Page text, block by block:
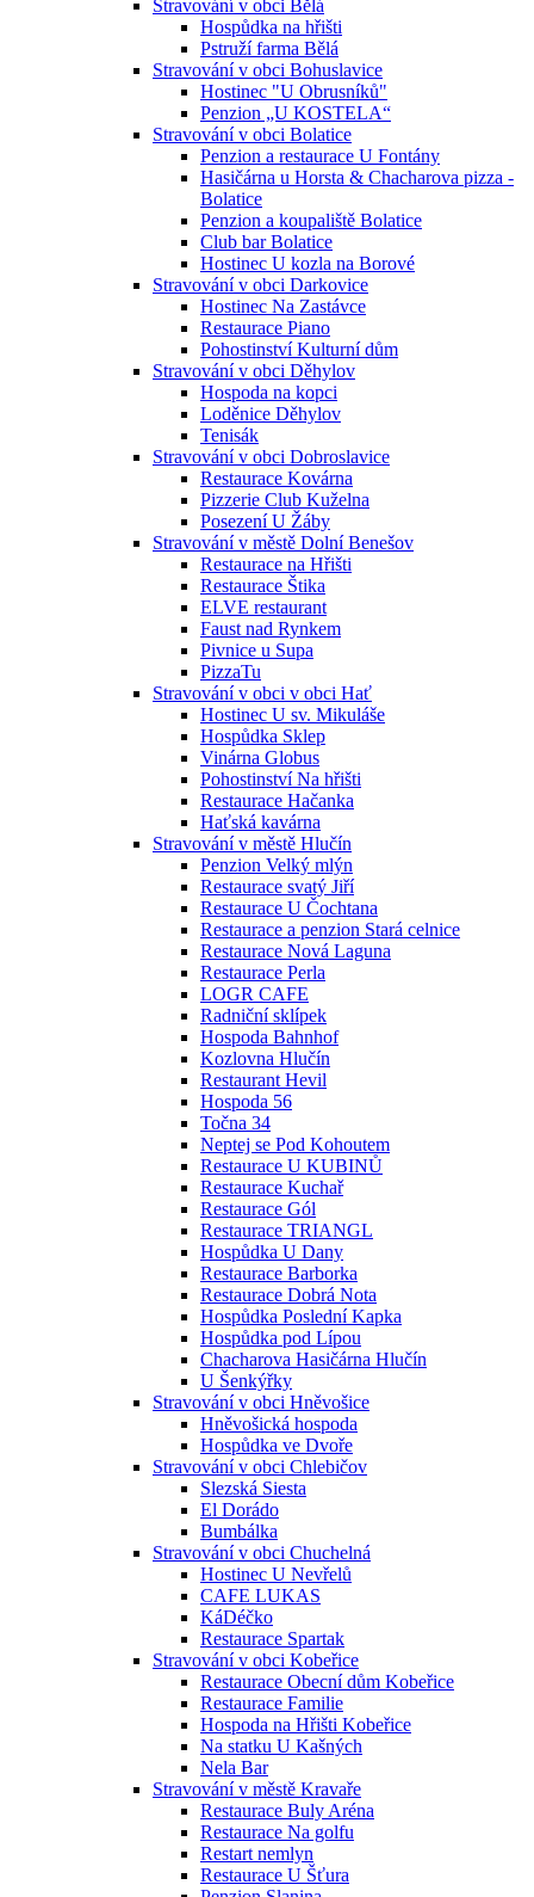
Stravování v obci Bělá
Hospůdka na hřišti
Pstruží farma Bělá
Stravování v obci Bohuslavice
Hostinec "U Obrusníků"
Penzion „U KOSTELA“
Stravování v obci Bolatice
Penzion a restaurace U Fontány
Hasičárna u Horsta & Chacharova pizza -
Bolatice
Penzion a koupaliště Bolatice
Club bar Bolatice
Hostinec U kozla na Borové
Stravování v obci Darkovice
Hostinec Na Zastávce
Restaurace Piano
Pohostinství Kulturní dům
Stravování v obci Děhylov
Hospoda na kopci
Loděnice Děhylov
Tenisák
Stravování v obci Dobroslavice
Restaurace Kovárna
Pizzerie Club Kuželna
Posezení U Žáby
Stravování v městě Dolní Benešov
Restaurace na Hřišti
Restaurace Štika
ELVE restaurant
Faust nad Rynkem
Pivnice u Supa
PizzaTu
Stravování v obci v obci Hať
Hostinec U sv. Mikuláše
Hospůdka Sklep
Vinárna Globus
Pohostinství Na hřišti
Restaurace Hačanka
Haťská kavárna
Stravování v městě Hlučín
Penzion Velký mlýn
Restaurace svatý Jiří
Restaurace U Čochtana
Restaurace a penzion Stará celnice
Restaurace Nová Laguna
Restaurace Perla
LOGR CAFE
Radniční sklípek
Hospoda Bahnhof
Kozlovna Hlučín
Restaurant Hevil
Hospoda 56
Točna 34
Neptej se Pod Kohoutem
Restaurace U KUBINŮ
Restaurace Kuchař
Restaurace Gól
Restaurace TRIANGL
Hospůdka U Dany
Restaurace Barborka
Restaurace Dobrá Nota
Hospůdka Poslední Kapka
Hospůdka pod Lípou
Chacharova Hasičárna Hlučín
U Šenkýřky
Stravování v obci Hněvošice
Hněvošická hospoda
Hospůdka ve Dvoře
Stravování v obci Chlebičov
Slezská Siesta
El Dorádo
Bumbálka
Stravování v obci Chuchelná
Hostinec U Nevřelů
CAFE LUKAS
KáDéčko
Restaurace Spartak
Stravování v obci Kobeřice
Restaurace Obecní dům Kobeřice
Restaurace Familie
Hospoda na Hřišti Kobeřice
Na statku U Kašných
Nela Bar
Stravování v městě Kravaře
Restaurace Buly Aréna
Restaurace Na golfu
Restart nemlyn
Restaurace U Šťura